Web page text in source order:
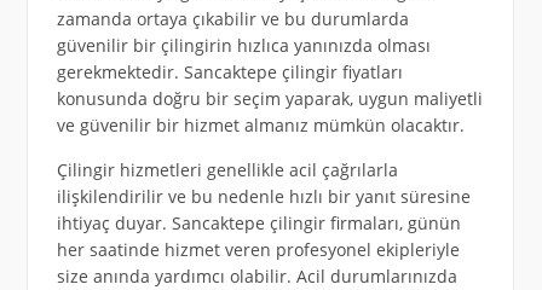
zamanda ortaya çıkabilir ve bu durumlarda
güvenilir bir çilingirin hızlıca yanınızda olması
gerekmektedir. Sancaktepe çilingir fiyatları
konusunda doğru bir seçim yaparak, uygun maliyetli
ve güvenilir bir hizmet almanız mümkün olacaktır.
Çilingir hizmetleri genellikle acil çağrılarla
ilişkilendirilir ve bu nedenle hızlı bir yanıt süresine
ihtiyaç duyar. Sancaktepe çilingir firmaları, günün
her saatinde hizmet veren profesyonel ekipleriyle
size anında yardımcı olabilir. Acil durumlarınızda